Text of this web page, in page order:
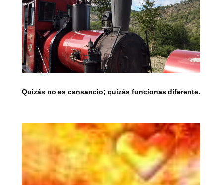
Quizás no es cansancio; quizás funcionas diferente.